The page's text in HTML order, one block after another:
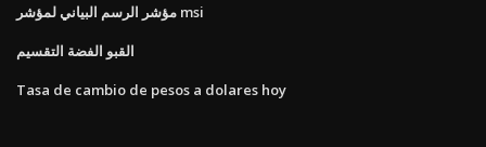
مؤشر الرسم البياني لمؤشر msi
القبو الفضة التقسيم
Tasa de cambio de pesos a dolares hoy